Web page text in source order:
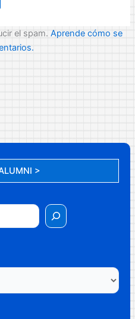
>
el spam.Aprende cómo se